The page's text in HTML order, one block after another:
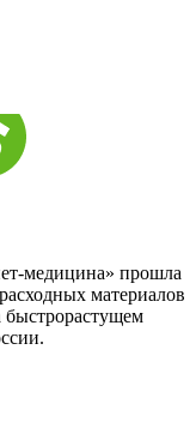
медицина» прошла
материалов
быстрорастущем